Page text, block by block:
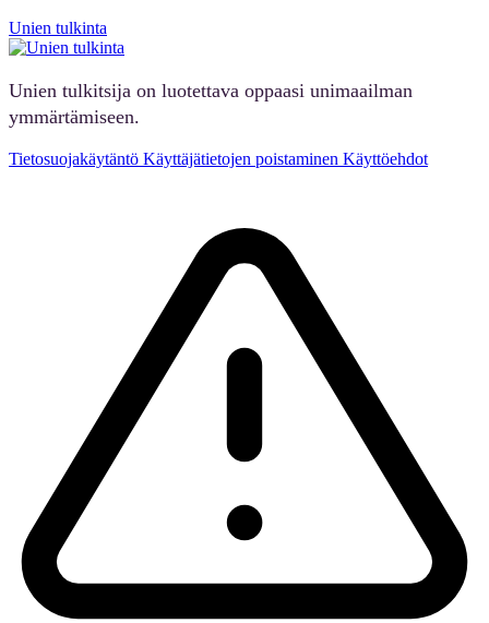
Unien tulkinta
Unien tulkitsija on luotettava oppaasi unimaailman
ymmärtämiseen.
Tietosuojakäytäntö Käyttäjätietojen poistaminen Käyttöehdot